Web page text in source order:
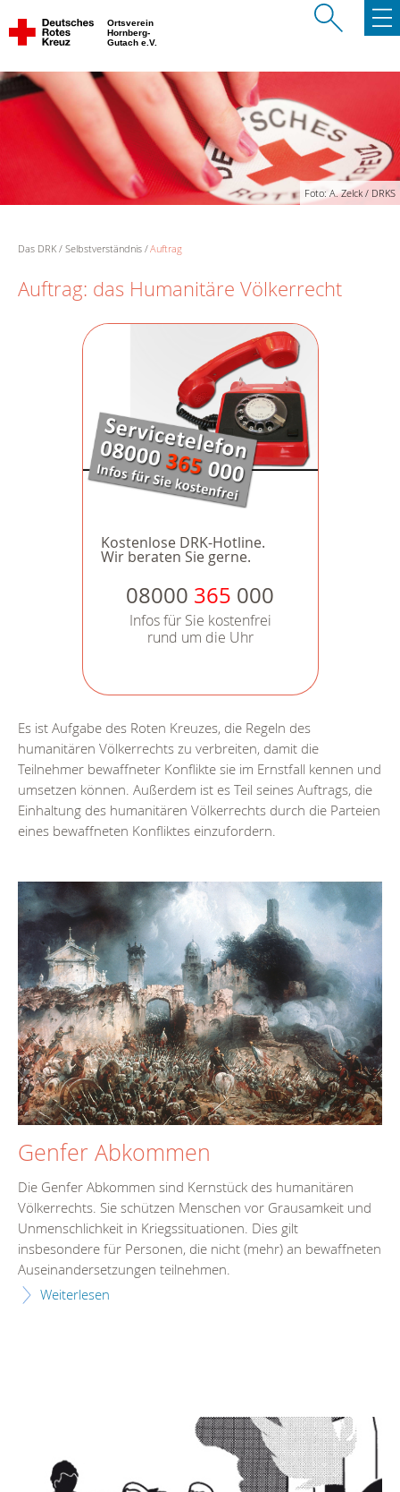
Ortsverein
Hornberg-
Gutach e.V.
Foto: A. Zelck / DRKS
Das DRK Selbstverständnis Auftrag
Auftrag: das Humanitäre Völkerrecht
Kostenlose DRK-Hotline.
Wir beraten Sie gerne.
08000 365 000
Infos für Sie kostenfrei
rund um die Uhr
Es ist Aufgabe des Roten Kreuzes, die Regeln des
humanitären Völkerrechts zu verbreiten, damit die
Teilnehmer bewaffneter Konflikte sie im Ernstfall kennen und
umsetzen können. Außerdem ist es Teil seines Auftrags, die
Einhaltung des humanitären Völkerrechts durch die Parteien
eines bewaffneten Konfliktes einzufordern.
Genfer Abkommen
Die Genfer Abkommen sind Kernstück des humanitären
Völkerrechts. Sie schützen Menschen vor Grausamkeit und
Unmenschlichkeit in Kriegssituationen. Dies gilt
insbesondere für Personen, die nicht (mehr) an bewaffneten
Auseinandersetzungen teilnehmen.
Weiterlesen